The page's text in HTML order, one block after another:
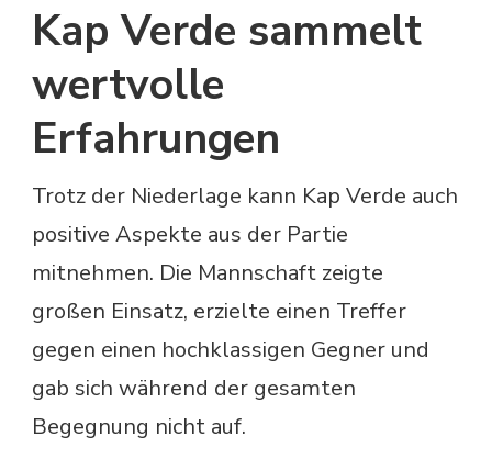
Kap Verde sammelt
wertvolle
Erfahrungen
Trotz der Niederlage kann Kap Verde auch
positive Aspekte aus der Partie
mitnehmen. Die Mannschaft zeigte
großen Einsatz, erzielte einen Treffer
gegen einen hochklassigen Gegner und
gab sich während der gesamten
Begegnung nicht auf.